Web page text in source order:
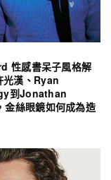
性感書呆子風格解
光漢、Ryan
到Jonathan
金絲眼鏡如何成為造